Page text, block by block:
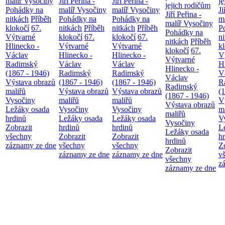
Pohádky na
nitkách Příběh
klokočí 67.
Výtvarné
Hlinecko -
Václav
Radimský
(1867 - 1946)
Výstava obrazů
maliřů
Vysočiny
Ležáky osada
hrdinů
Zobrazit
všechny
záznamy ze dne
malíř Vysočiny
Pohádky na
nitkách Příběh
klokočí 67.
Výtvarné
Hlinecko -
Václav
Radimský
(1867 - 1946)
Výstava obrazů
maliřů
Vysočiny
Ležáky osada
hrdinů
Zobrazit
všechny
záznamy ze dne
malíř Vysočiny
Pohádky na
nitkách Příběh
klokočí 67.
Výtvarné
Hlinecko -
Václav
Radimský
(1867 - 1946)
Výstava obrazů
maliřů
Vysočiny
Ležáky osada
hrdinů
Zobrazit
všechny
záznamy ze dne
jejich rodičům
Jiří Peřina -
malíř Vysočiny
Pohádky na
nitkách Příběh
klokočí 67.
Výtvarné
Hlinecko -
Václav
Radimský
(1867 - 1946)
Výstava obrazů
maliřů
Vysočiny
Ležáky osada
hrdinů
Zobrazit
všechny
záznamy ze dne